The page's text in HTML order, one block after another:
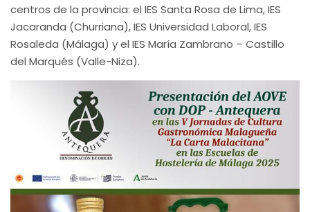
centros de la provincia: el IES Santa Rosa de Lima, IES
Jacaranda (Churriana), IES Universidad Laboral, IES
Rosaleda (Málaga) y el IES María Zambrano – Castillo
del Marqués (Valle-Niza).